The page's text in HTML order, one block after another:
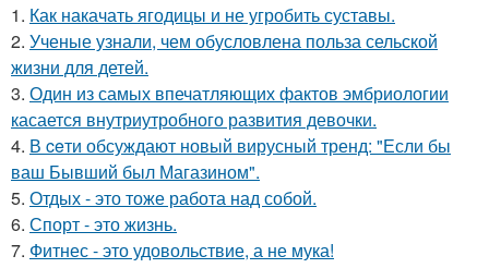
1. Как накачать ягодицы и не угробить суставы.
2. Ученые узнали, чем обусловлена польза сельской
жизни для детей.
3. Один из самых впечатляющих фактов эмбриологии
касается внутриутробного развития девочки.
4. В ceти обсуждают новый вирусный тренд: "Если бы
ваш Бывший был Магазином".
5. Отдых - это тоже работа над собой.
6. Спорт - это жизнь.
7. Фитнес - это удовольствие, а не мука!